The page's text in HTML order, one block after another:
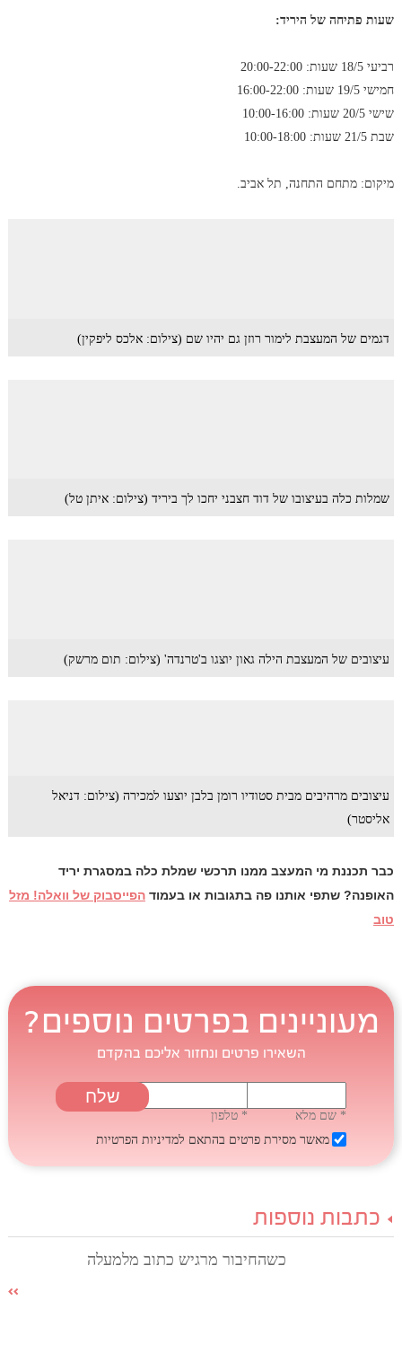
שעות פתיחה של היריד:
רביעי 18/5 שעות: 20:00-22:00
חמישי 19/5 שעות: 16:00-22:00
שישי 20/5 שעות: 10:00-16:00
שבת 21/5 שעות: 10:00-18:00
מיקום: מתחם התחנה, תל אביב.
דגמים של המעצבת לימור רוזן גם יהיו שם (צילום: אלכס ליפקין)
שמלות כלה בעיצובו של דוד חצבני יחכו לך ביריד (צילום: איתן טל)
עיצובים של המעצבת הילה גאון יוצגו ב'טרנדה' (צילום: תום מרשק)
עיצובים מרהיבים מבית סטודיו רומן בלבן יוצעו למכירה (צילום: דניאל
אליסטר)
כבר תכננת מי המעצב ממנו תרכשי שמלת כלה במסגרת יריד
האופנה? שתפי אותנו פה בתגובות או בעמוד הפייסבוק של וואלה! מזל
טוב
מעוניינים בפרטים נוספים?
השאירו פרטים ונחזור אליכם בהקדם
* שם מלא
* טלפון
מאשר מסירת פרטים בהתאם למדיניות הפרטיות
כתבות נוספות
כשהחיבור מרגיש כתוב מלמעלה